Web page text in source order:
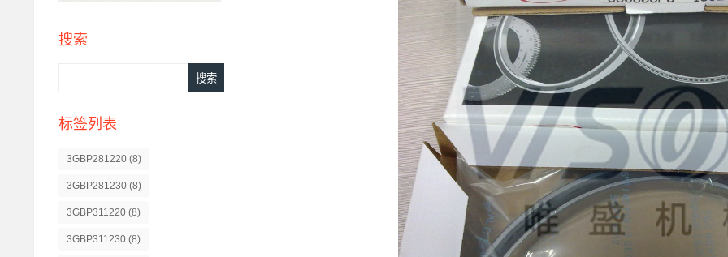
搜索
标签列表
3GBP281220 (8)
3GBP281230 (8)
3GBP311220 (8)
3GBP311230 (8)